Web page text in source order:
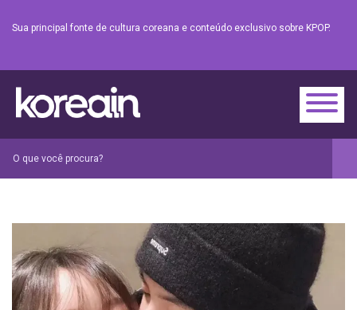
Sua principal fonte de cultura coreana e conteúdo exclusivo sobre KPOP.